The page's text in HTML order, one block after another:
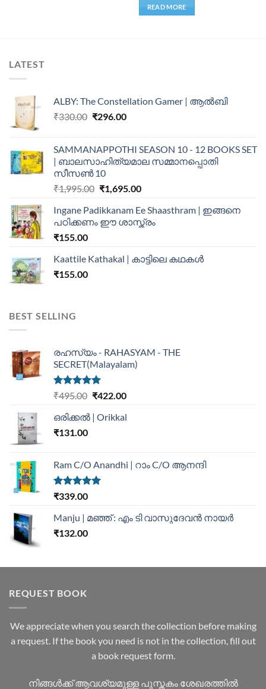
READ MORE
LATEST
ALBY: The Constellation Gamer | ആൽബി
₹330.00 ₹296.00
SAMMANAPPOTHI SEASON 10 - 12 BOOKS SET
| ബാലസാഹിത്യമാല സമ്മാനപ്പൊതി
സീസൺ 10
₹1,995.00 ₹1,695.00
Ingane Padikkanam Ee Shaasthram | ഇങ്ങനെ
പഠിക്കണം ഈ ശാസ്ത്രം
₹155.00
Kaattile Kathakal | കാട്ടിലെ കഥകള്‍
₹155.00
BEST SELLING
രഹസ്യം - RAHASYAM - THE
SECRET(Malayalam)
Rated5.00
₹495.00 ₹422.00
ഒരിക്കൽ | Orikkal
₹131.00
Ram C/O Anandhi | റാം C/O ആനന്ദി
Rated5.00
₹339.00
Manju | മഞ്ഞ് : എം ടി വാസുദേവന്‍ നായര്‍
₹132.00
REQUEST BOOK
We appreciate when you search the collection before making
a request. If the book you need is not in the collection, fill out
a book request form.
നിങ്ങൾക്ക് ആവശ്യമുള്ള പുസ്തകം ശേഖരത്തിൽ